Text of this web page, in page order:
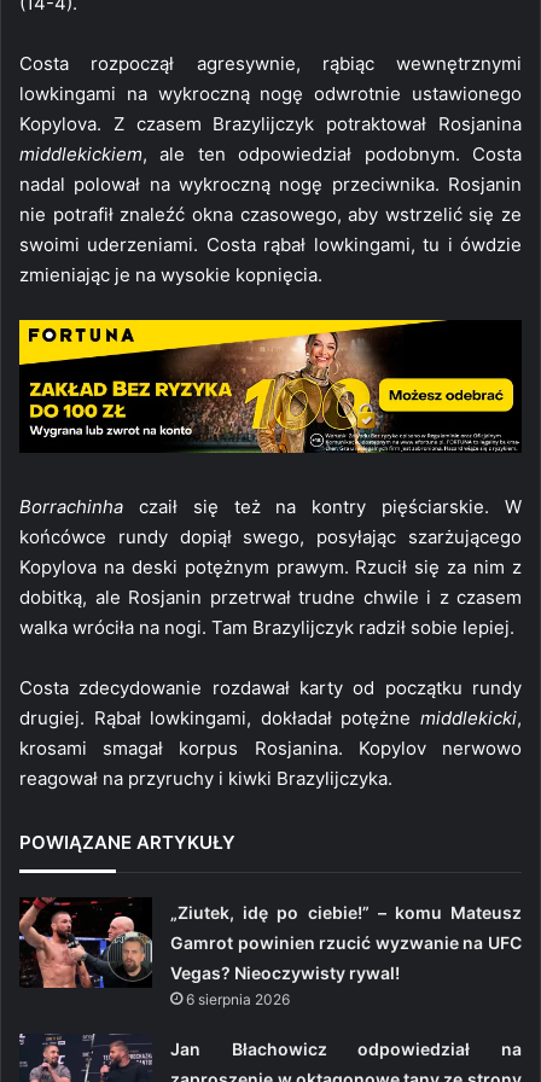
Costa rozpoczął agresywnie, rąbiąc wewnętrznymi
lowkingami na wykroczną nogę odwrotnie ustawionego
Kopylova. Z czasem Brazylijczyk potraktował Rosjanina
middlekickiem, ale ten odpowiedział podobnym. Costa
nadal polował na wykroczną nogę przeciwnika. Rosjanin
nie potrafił znaleźć okna czasowego, aby wstrzelić się ze
swoimi uderzeniami. Costa rąbał lowkingami, tu i ówdzie
zmieniając je na wysokie kopnięcia.
Borrachinha czaił się też na kontry pięściarskie. W
końcówce rundy dopiął swego, posyłając szarżującego
Kopylova na deski potężnym prawym. Rzucił się za nim z
dobitką, ale Rosjanin przetrwał trudne chwile i z czasem
walka wróciła na nogi. Tam Brazylijczyk radził sobie lepiej.
Costa zdecydowanie rozdawał karty od początku rundy
drugiej. Rąbał lowkingami, dokładał potężne middlekicki,
krosami smagał korpus Rosjanina. Kopylov nerwowo
reagował na przyruchy i kiwki Brazylijczyka.
POWIĄZANE ARTYKUŁY
„Ziutek, idę po ciebie!” – komu Mateusz
Gamrot powinien rzucić wyzwanie na UFC
Vegas? Nieoczywisty rywal!
6 sierpnia 2026
Jan Błachowicz odpowiedział na